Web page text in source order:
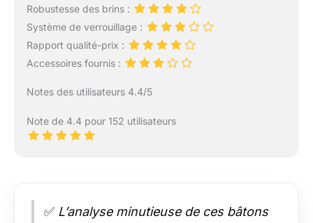
Robustesse des brins :
Système de verrouillage :
Rapport qualité-prix :
Accessoires fournis :
Notes des utilisateurs 4.4/5
Note de 4.4 pour 152 utilisateurs
✅ L’analyse minutieuse de ces bâtons